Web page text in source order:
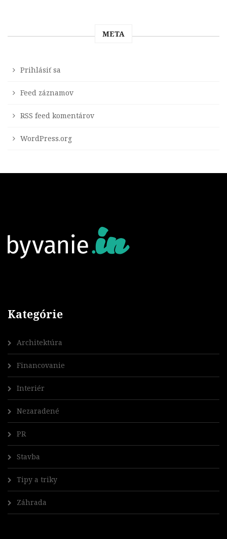
META
Prihlásiť sa
Feed záznamov
RSS feed komentárov
WordPress.org
Kategórie
Architektúra
Financovanie
Interiér
Nezaradené
PR
Stavba
Tipy a triky
Záhrada